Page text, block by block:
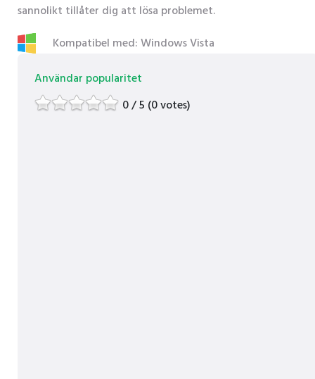
sannolikt tillåter dig att lösa problemet.
Kompatibel med: Windows Vista
Användar popularitet
0 / 5 (0 votes)